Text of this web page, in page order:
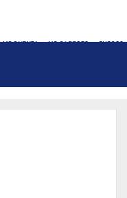
MI CUENTA MI CARRITO INICIO